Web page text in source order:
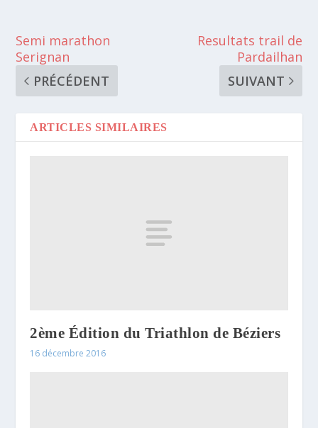
Semi marathon
Serignan
PRÉCÉDENT
Resultats trail de
Pardailhan
SUIVANT
ARTICLES SIMILAIRES
2ème Édition du Triathlon de Béziers
16 décembre 2016